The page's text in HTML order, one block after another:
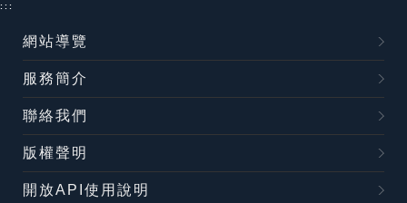
:::
網站導覽
服務簡介
聯絡我們
版權聲明
開放API使用說明